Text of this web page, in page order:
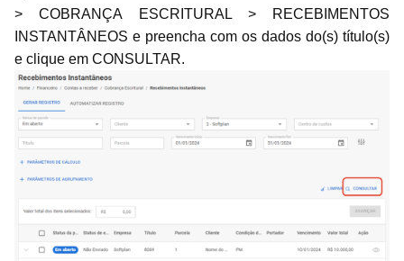
> COBRANÇA ESCRITURAL > RECEBIMENTOS
INSTANTÂNEOS e preencha com os dados do(s) título(s)
e clique em CONSULTAR.